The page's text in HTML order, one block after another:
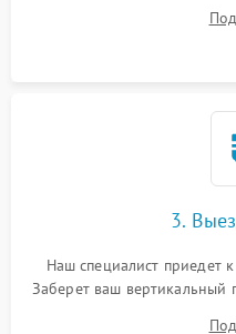
3.
Наш специалист приедет
Заберет ваш вертикальный